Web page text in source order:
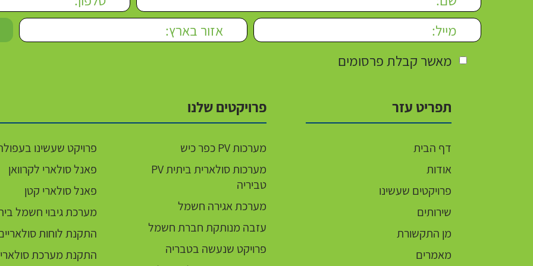
מאשר קבלת פרסומים
תפריט עזר
דף הבית
אודות
פרויקטים שעשינו
שירותים
מן התקשורת
מאמרים
פרויקטים שלנו
מערכות PV כפר כיש
מערכות סולארית ביתית PV
טביריה
מערכת אגירה חשמל
עזבה מנותקת חברת חשמל
פרויקט שנעשה בטבריה
פרויקט שעשינו
פאנל סולארי לקרוואן
פאנל סולארי קטן
מערכת גיבוי חשמל
התקנת לוחות
התקנת מערכת